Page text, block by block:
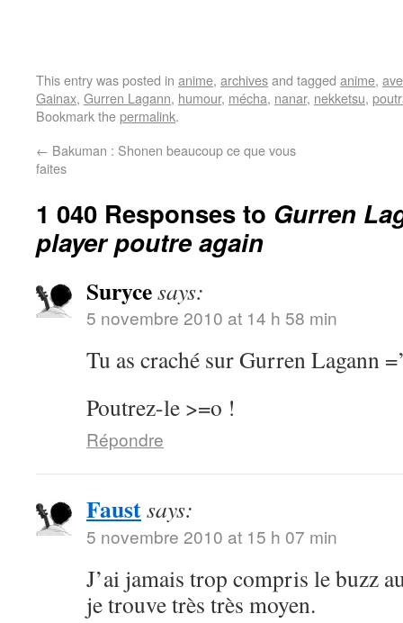
This entry was posted in anime, archivesand tagged anime,
Gainax, Gurren Lagann, humour, mécha, nanar, nekketsu,
Bookmark thepermalink.
← Bakuman : Shonen beaucoup ce que vous
faites
1 040 Responses to Gurren
player poutre again
Surycesays:
5 novembre 2010 at 14 h 58 min
Tu as craché sur Gurren Lagann
Poutrez-le >=o !
Répondre
Faustsays:
5 novembre 2010 at 15 h 07 min
J’ai jamais trop compris le buzz
je trouve très très moyen.